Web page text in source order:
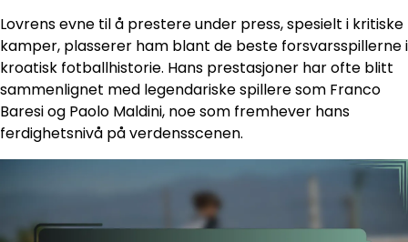
Lovrens evne til å prestere under press, spesielt i kritiske
kamper, plasserer ham blant de beste forsvarsspillerne i
kroatisk fotballhistorie. Hans prestasjoner har ofte blitt
sammenlignet med legendariske spillere som Franco
Baresi og Paolo Maldini, noe som fremhever hans
ferdighetsnivå på verdensscenen.